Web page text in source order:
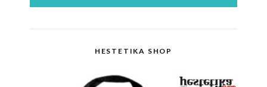
HESTETIKA SHOP